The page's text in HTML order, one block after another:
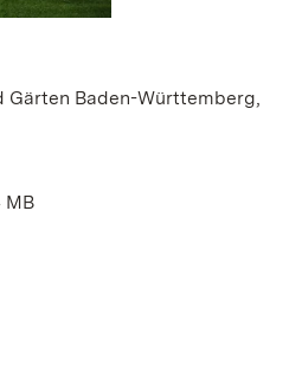
Gärten Baden-Württemberg,
MB